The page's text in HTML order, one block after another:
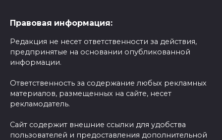
Правовая информация:
Редакция не несет ответственности за действия,
предпринятые на основании опубликованной
информации.
Ответственность за содержание любых рекламных
материалов, размещенных на сайте, несет
рекламодатель.
Сайт содержит внешние ссылки для удобства
пользователей и предоставления дополнительной